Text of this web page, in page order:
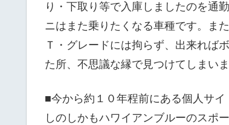
り・下取り等で入庫しましたのを通
ニはまた乗りたくなる車種です。ま
Ｔ・グレードには拘らず、出来れば
た所、不思議な縁で見つけてしまいま
■今から約１０年程前にある個人サ
しのしかもハワイアンブルーのスポ